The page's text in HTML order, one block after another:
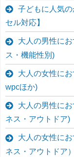
子どもに人気
セル対応】
大人の男性に
ス・機能性別)
大人の女性に
wpcほか)
大人の男性に
ネス・アウトドア)
大人の女性に
ネス・アウトドア）